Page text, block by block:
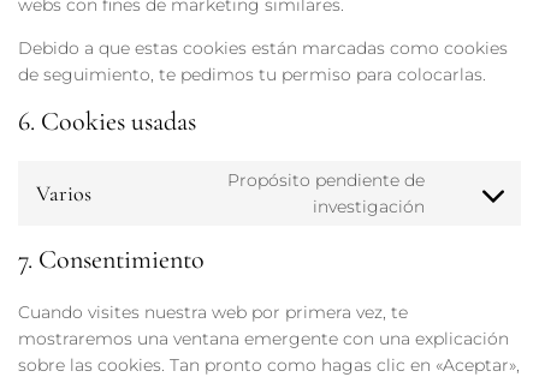
webs con fines de marketing similares.
Debido a que estas cookies están marcadas como cookies
de seguimiento, te pedimos tu permiso para colocarlas.
6. Cookies usadas
Varios
Propósito pendiente de
investigación
7. Consentimiento
Cuando visites nuestra web por primera vez, te
mostraremos una ventana emergente con una explicación
sobre las cookies. Tan pronto como hagas clic en «Aceptar»,